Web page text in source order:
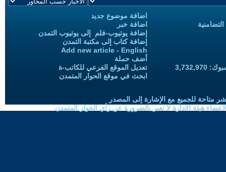
اضافة موضوع جديد
اضافة خبر
إضافة يوتيوب-فلم إلى يوتيوب التمدن
إضافة كتاب إلى مكتبة التمدن
Add new article - English
أضف حملة
تعديل الموقع الفرعي للكاتب-ة
ابحث في موقع الحوار المتمدن
متاحة للجميع مع الإشارة إلى المصدر
هيئة الادارة لا تعبر بالضرورة عن رأي الحوار المتمدن